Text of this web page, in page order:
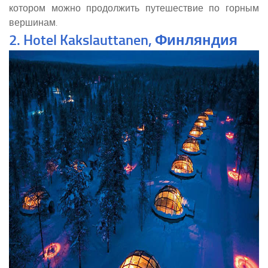
котором можно продолжить путешествие по горным
вершинам.
2. Hotel Kakslauttanen, Финляндия